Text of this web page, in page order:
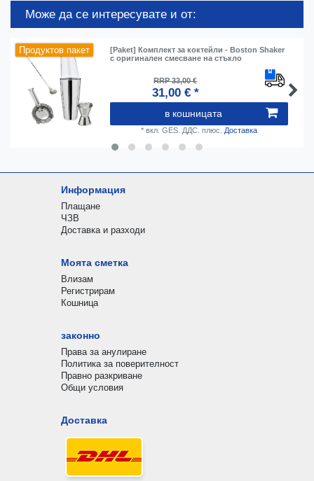
Може да се интересувате и от:
Продуктов пакет
[Paket] Комплект за коктейли - Boston Shaker
с оригинален смесване на стъкло
RRP 33,00 €
31,00 € *
в кошницата
* вкл. GES. ДДС. плюс. Доставка
Информация
Плащане
ЧЗВ
Доставка и разходи
Моята сметка
Влизам
Регистрирам
Кошница
законно
Права за анулиране
Политика за поверителност
Правно разкриване
Общи условия
Доставка